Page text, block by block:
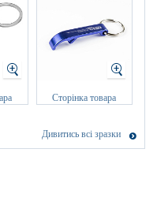
Сторінка товара
Дивитись всі зразки